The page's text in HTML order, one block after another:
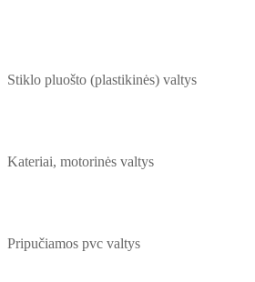
Stiklo pluošto (plastikinės) valtys
Kateriai, motorinės valtys
Pripučiamos pvc valtys